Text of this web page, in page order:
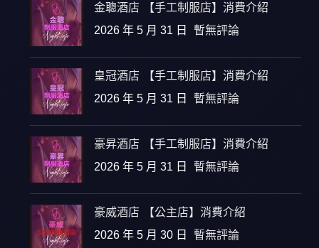
金聰酒店 【手工制服店】消費介紹
2026 年 5 月 31 日 暫無評論
皇冠酒店 【手工制服店】消費介紹
2026 年 5 月 31 日 暫無評論
豪昇酒店 【手工制服店】消費介紹
2026 年 5 月 31 日 暫無評論
豪威酒店 【公主店】消費介紹
2026 年 5 月 30 日 暫無評論